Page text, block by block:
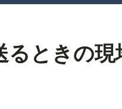
るときの現